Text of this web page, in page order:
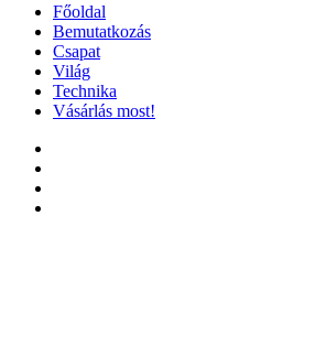
Főoldal
Bemutatkozás
Csapat
Világ
Technika
Vásárlás most!